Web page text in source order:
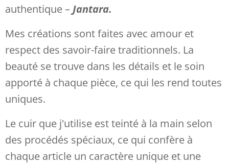
authentique –Jantara.
Mes créations sont faites avec amour et
respect des savoir-faire traditionnels. La
beauté se trouve dans les détails et le soin
apporté à chaque pièce, ce qui les rend toutes
uniques.
Le cuir que j'utilise est teinté à la main selon
des procédés spéciaux, ce qui confère à
chaque article un caractère unique et une